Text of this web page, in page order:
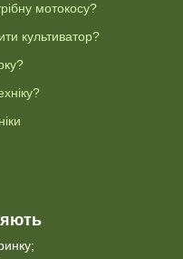
мотокосу?
культиватор?